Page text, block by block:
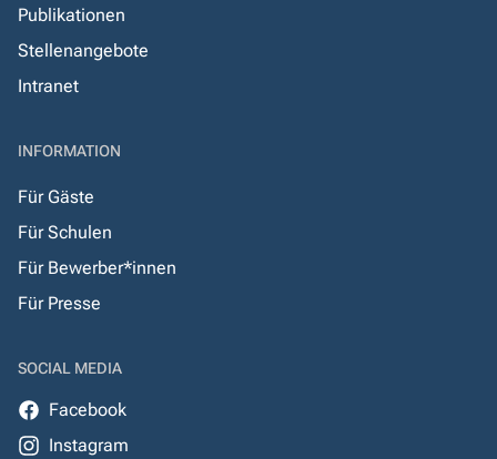
Publikationen
Stellenangebote
Intranet
INFORMATION
Für Gäste
Für Schulen
Für Bewerber*innen
Für Presse
SOCIAL MEDIA
Facebook
Instagram